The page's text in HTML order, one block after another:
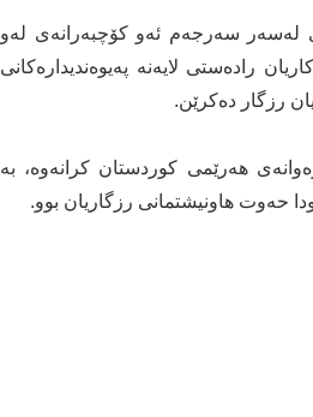
لەسەر سەرجەم ئەو کۆچبەرانەی لەو
رادەستی لایەنە پەیوەندیدارەکانی
رزگار دەکرێن.
و دواتر رەوانەی هەرێمی کوردستان کرانەوە، بە
حەوت هاونیشتمانی رزگاریان بوو.